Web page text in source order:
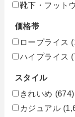
靴下・フット
価格帯
ロープライス
ハイプライス
スタイル
きれいめ (674)
カジュアル